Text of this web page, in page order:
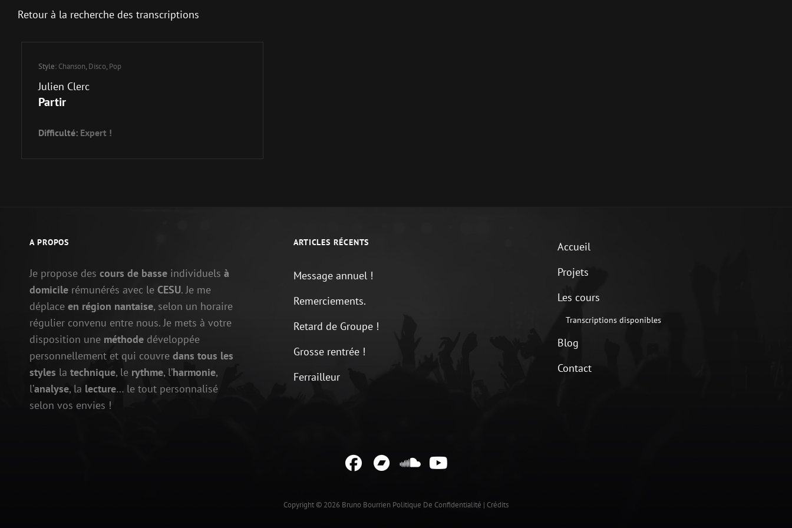
Retour à la recherche des transcriptions
Style: Chanson, Disco, Pop
Julien Clerc
Partir
Difficulté: Expert !
A PROPOS
Je propose des cours de basse individuels à
domicile rémunérés avec le CESU. Je me
déplace en région nantaise, selon un horaire
régulier convenu entre nous. Je mets à votre
disposition une méthode développée
personnellement et qui couvre dans tous les
styles la technique, le rythme, l’harmonie,
l’analyse, la lecture… le tout personnalisé
selon vos envies !
ARTICLES RÉCENTS
Message annuel !
Remerciements.
Retard de Groupe !
Grosse rentrée !
Ferrailleur
Accueil
Projets
Les cours
Transcriptions disponibles
Blog
Contact
Facebook
BandcampSoundcloud
Copyright © 2026 Bruno Bourrien Politique De Confidentialité | Crédits